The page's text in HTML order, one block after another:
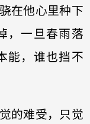
在他心里种下
，一旦春雨落
能，谁也挡不
的难受，只觉